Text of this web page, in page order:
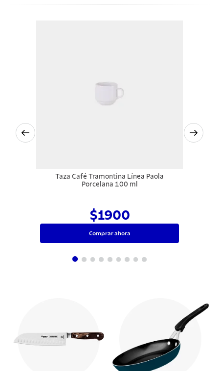
Taza Café Tramontina Línea Paola
Porcelana 100 ml
$1900
Comprar ahora